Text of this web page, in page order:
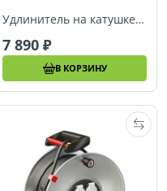
Удлинитель на катушке 25 м Brennenstuhl Garant (1218350)
7 890
В КОРЗИНУ